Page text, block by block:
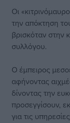
Οι
την απόκτηση
βρισκόταν στην
συλλόγου.
Ο έμπειρος
αφήνοντας
δίνοντας την
προσεγγίσουν,
για τις